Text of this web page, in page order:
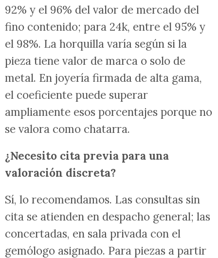
92% y el 96% del valor de mercado del
fino contenido; para 24k, entre el 95% y
el 98%. La horquilla varía según si la
pieza tiene valor de marca o solo de
metal. En joyería firmada de alta gama,
el coeficiente puede superar
ampliamente esos porcentajes porque no
se valora como chatarra.
¿Necesito cita previa para una
valoración discreta?
Sí, lo recomendamos. Las consultas sin
cita se atienden en despacho general; las
concertadas, en sala privada con el
gemólogo asignado. Para piezas a partir